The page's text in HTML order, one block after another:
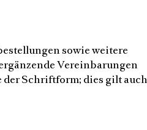
sowie weitere
Vereinbarungen
Schriftform; dies gilt